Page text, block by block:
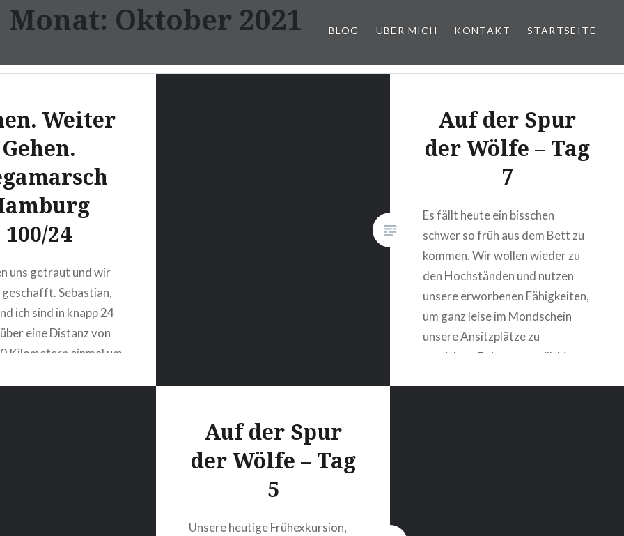
BLOG ÜBER MICH KONTAKT STARTSEITE
Monat: Oktober 2021
Weiter
Gehen.
100/24
uns getraut und wir
geschafft. Sebastian,
ich sind in knapp 24
eine Distanz von
Kilometern einmal um
Auf der Spur
der Wölfe – Tag
7
Es fällt heute ein bisschen
schwer so früh aus dem Bett zu
kommen. Wir wollen wieder zu
den Hochständen und nutzen
unsere erworbenen Fähigkeiten,
um ganz leise im Mondschein
unsere Ansitzplätze zu
erreichen. Es ist ganz still, bis
Auf der Spur
der Wölfe – Tag
5
Unsere heutige Frühexkursion,